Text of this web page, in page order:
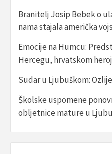
Branitelj Josip Bebek o
nama stajala američka
Emocije na Humcu:
Hercegu, hrvatskom
Sudar u Ljubuškom:
Školske uspomene
obljetnice mature u